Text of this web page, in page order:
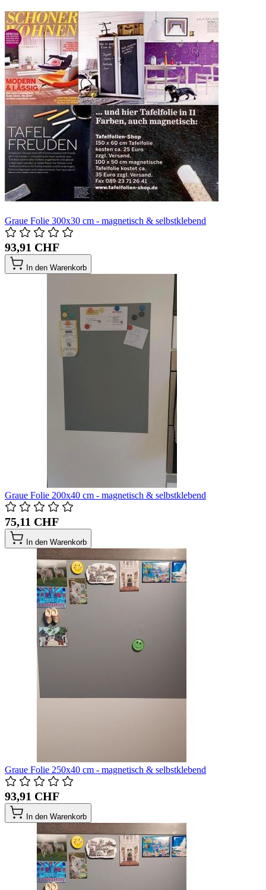
Graue Folie 300x30 cm - magnetisch & selbstklebend
93,91 CHF
In den Warenkorb
Graue Folie 200x40 cm - magnetisch & selbstklebend
75,11 CHF
In den Warenkorb
Graue Folie 250x40 cm - magnetisch & selbstklebend
93,91 CHF
In den Warenkorb